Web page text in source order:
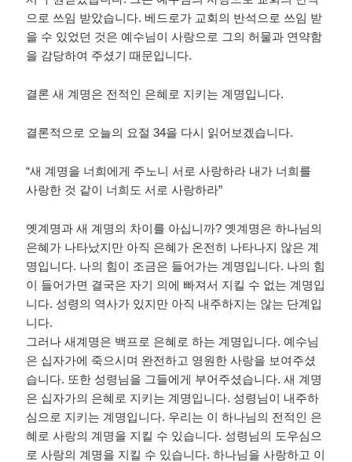
으로 쓰임 받았습니다. 베드로가 교회의 반석으로 쓰임 받
을 수 있었던 것은 예수님이 사랑으로 그의 허물과 연약함
을 감당하여 주셨기 때문입니다.
결론 새 계명은 전적인 은혜로 지키는 계명입니다.
결론적으로 오늘의 요절34을 다시 읽어보겠습니다.
“새 계명을 너희에게 주노니 서로 사랑하라 내가 너희를
사랑한 것 같이 너희도 서로 사랑하라”
옛계명과 새 계명의 차이를 아십니까? 옛계명은 하나님의
은혜가 나타났지만 아직 은혜가 온전히 나타나지 않은 계
명입니다. 나의 힘이 조금은 들어가는 계명입니다. 나의 힘
이 들어가면 결국은 자기 의에 빠져서 지킬 수 없는 계명입
니다. 성령의 역사가 있지만 아직 내주하지는 않는 단계입
니다.
그러나 새계명은 백프로 은혜로 하는 계명입니다. 예수님
은 십자가에 죽으시며 완전하고 영원한 사랑을 보여주셨
습니다. 또한 성령님을 그들에게 부어주셨습니다.새 계명
은 십자가의 은혜로 지키는 계명입니다. 성령님이 내주하
심으로 지키는 계명입니다. 우리는 이 하나님의 전적인 은
혜로 사랑의 계명을 지킬 수 있습니다. 성령님의 도우심으
로 사랑의 계명을 지킬 수 있습니다.하나님을 사랑하고 이